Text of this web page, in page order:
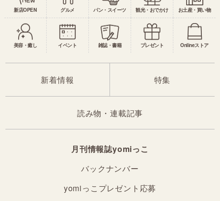
新店OPEN グルメ パン・スイーツ 観光・おでかけ お土産・買い物
美容・癒し イベント 雑誌・書籍 プレゼント Onlineストア
新着情報 特集
読み物・連載記事
月刊情報誌yomiっこ
バックナンバー
yomiっこプレゼント応募